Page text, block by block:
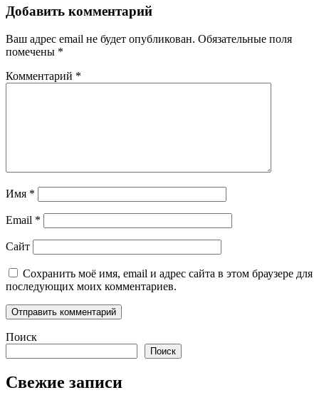
Добавить комментарий
Ваш адрес email не будет опубликован. Обязательные поля
помечены *
Комментарий *
Имя *
Email *
Сайт
Сохранить моё имя, email и адрес сайта в этом браузере для
последующих моих комментариев.
Поиск
Поиск
Свежие записи